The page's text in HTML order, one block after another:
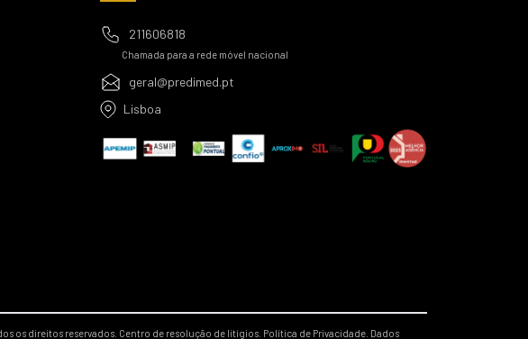
211606818
Chamada para a rede móvel nacional
geral@predimed.pt
Lisboa
os direitos reservados. Centro de resolução de litígios. Política de Privacidade. Dados